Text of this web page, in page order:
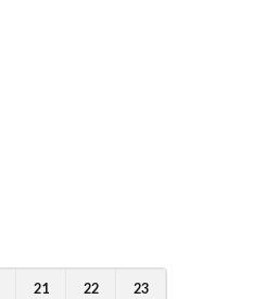
21 22 23